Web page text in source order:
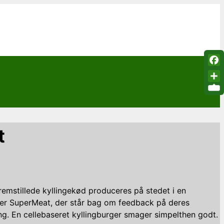
kyllingekød produceres på stedet i en
SuperMeat, der står bag om feedback på deres
En cellebaseret kyllingburger smager simpelthen godt.